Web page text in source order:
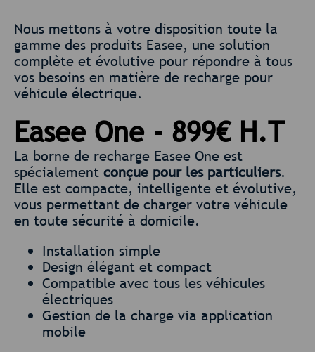
Nous mettons à votre disposition toute la
gamme des produits Easee, une solution
complète et évolutive pour répondre à tous
vos besoins en matière de recharge pour
véhicule électrique.
Easee One - 899€ H.T
La borne de recharge Easee One est
spécialement conçue pour les particuliers.
Elle est compacte, intelligente et évolutive,
vous permettant de charger votre véhicule
en toute sécurité à domicile.
Installation simple
Design élégant et compact
Compatible avec tous les véhicules
électriques
Gestion de la charge via application
mobile